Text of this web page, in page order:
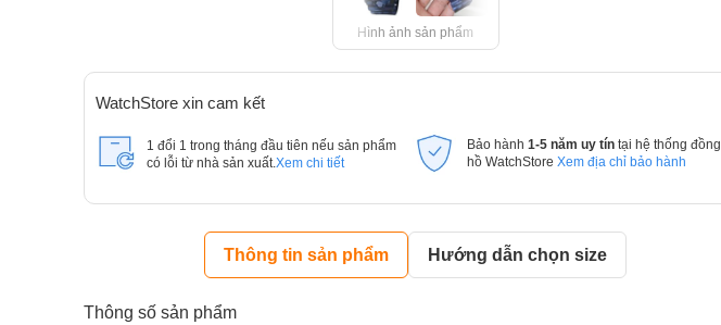
Hình ảnh sản phẩm
WatchStore xin cam kết
1 đổi 1 trong tháng đầu tiên nếu sản phẩm
có lỗi từ nhà sản xuất. Xem chi tiết
Bảo hành 1-5 năm uy tín tại hệ thống đồng
hồ WatchStore Xem địa chỉ bảo hành
Thông tin sản phẩm Hướng dẫn chọn size
Thông số sản phẩm